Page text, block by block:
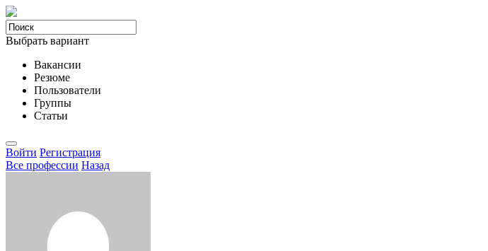
Выбрать вариант
Вакансии
Резюме
Пользователи
Группы
Статьи
Войти Регистрация
Все професcии Назад